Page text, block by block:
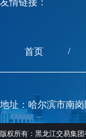
友情链接：
首页 /
地址：哈尔滨市南
版权所有：黑龙江交易集团